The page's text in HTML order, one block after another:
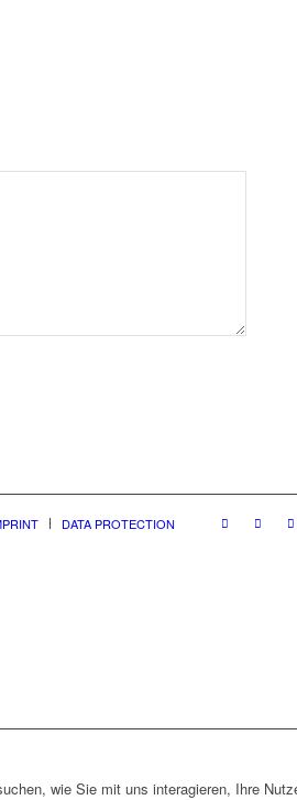
DATA PROTECTION
wie Sie mit uns interagieren, Ihre